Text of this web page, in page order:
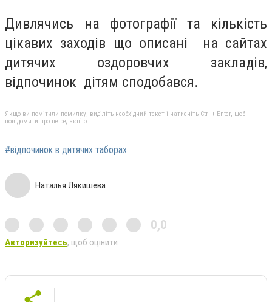
Дивлячись на фотографії та кількість
цікавих заходів що описані на сайтах
дитячих оздоровчих закладів,
відпочинок дітям сподобався.
Якщо ви помітили помилку, виділіть необхідний текст і натисніть Ctrl + Enter, щоб
повідомити про це редакцію
#відпочинок в дитячих таборах
Наталья Лякишева
0,0
Авторизуйтесь, щоб оцінити